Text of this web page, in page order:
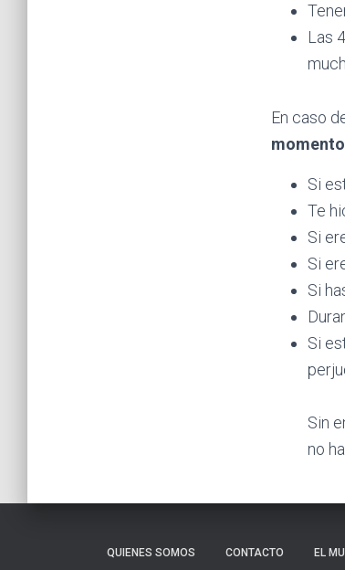
Las
En caso
Si
Te
Si
Si
Si
Si
Sin
no
QUIENES SOMOS CONTACTO EL